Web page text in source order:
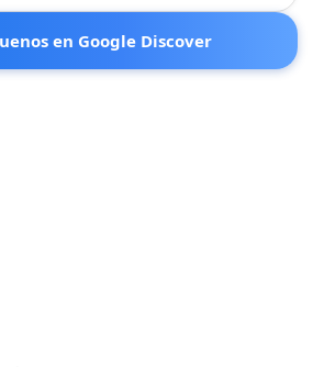
en Google Discover